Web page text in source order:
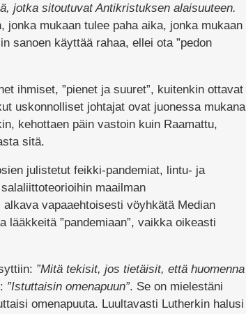
jotka sitoutuvat Antikristuksen alaisuuteen.
mukaan tulee paha aika, jonka mukaan
sanoen käyttää rahaa, ellei ota ”pedon
ihmiset, ”pienet ja suuret”, kuitenkin ottavat
uskonnolliset johtajat ovat juonessa mukana
kehottaen päin vastoin kuin Raamattu,
sitä.
julistetut feikki-pandemiat, lintu- ja
maailman
vapaaehtoisesti vöyhkätä Median
”pandemiaan”, vaikka oikeasti
”Mitä tekisit, jos tietäisit, että huomenna
”Istuttaisin omenapuun”. Se on mielestäni
omenapuuta. Luultavasti Lutherkin halusi